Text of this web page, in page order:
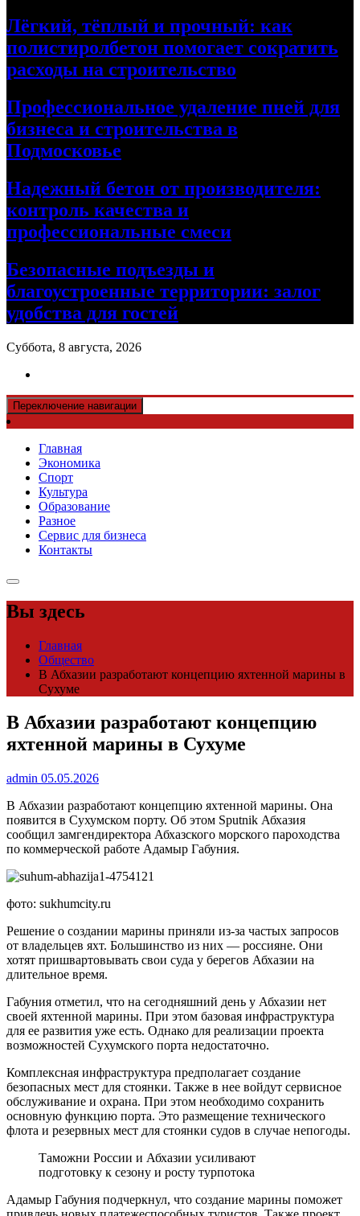
Лёгкий, тёплый и прочный: как
полистиролбетон помогает сократить
расходы на строительство
Профессиональное удаление пней для
бизнеса и строительства в
Подмосковье
Надежный бетон от производителя:
контроль качества и
профессиональные смеси
Безопасные подъезды и
благоустроенные территории: залог
удобства для гостей
Суббота, 8 августа, 2026
Переключение навигации
Главная
Экономика
Спорт
Культура
Образование
Разное
Сервис для бизнеса
Контакты
Вы здесь
Главная
Общество
В Абхазии разработают концепцию яхтенной марины в
Сухуме
В Абхазии разработают концепцию
яхтенной марины в Сухуме
admin 05.05.2026
В Абхазии разработают концепцию яхтенной марины. Она
появится в Сухумском порту. Об этом Sputnik Абхазия
сообщил замгендиректора Абхазского морского пароходства
по коммерческой работе Адамыр Габуния.
фото: sukhumcity.ru
Решение о создании марины приняли из-за частых запросов
от владельцев яхт. Большинство из них — россияне. Они
хотят пришвартовывать свои суда у берегов Абхазии на
длительное время.
Габуния отметил, что на сегодняшний день у Абхазии нет
своей яхтенной марины. При этом базовая инфраструктура
для ее развития уже есть. Однако для реализации проекта
возможностей Сухумского порта недостаточно.
Комплексная инфраструктура предполагает создание
безопасных мест для стоянки. Также в нее войдут сервисное
обслуживание и охрана. При этом необходимо сохранить
основную функцию порта. Это размещение технического
флота и резервных мест для стоянки судов в случае непогоды.
Таможни России и Абхазии усиливают
подготовку к сезону и росту турпотока
Адамыр Габуния подчеркнул, что создание марины поможет